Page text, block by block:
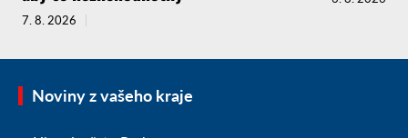
7. 8. 2026
Noviny z vašeho kraje